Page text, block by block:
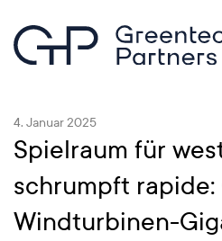
Zum Hauptinhalt springen
4. Januar 2025
Spielraum für
schrumpft rapide:
Windturbinen-